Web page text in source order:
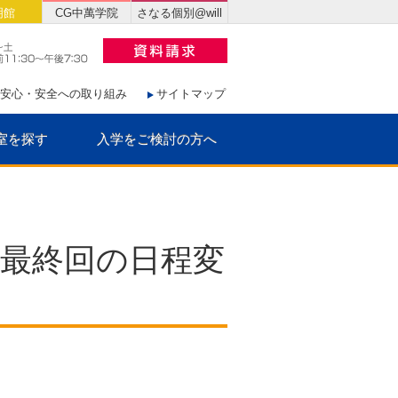
安心・安全への取り組み サイトマップ
を探す 入学をご検討の方へ
館 CG中萬学院 さなる個別@will
終回の日程変